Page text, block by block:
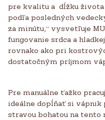
pre kvalitu a dĺžku
podľa posledných
za minútu,“ vysvetľuje
fungovanie srdca a
rovnako ako pri
dostatočným príjmom
Pre manuálne ťažko
ideálne dopĺňať si
stravou bohatou na tento